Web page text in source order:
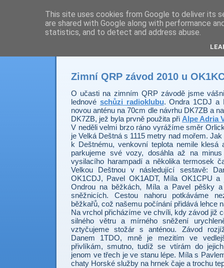
Prdec - Pardubice
Zimní QRP závod 2010 u
O učasti na zimním QRP závodě jsme
lednové schůzi radioklubu. Ondra 1CDJ a
novou anténu na 70cm dle návrhu DK7ZB a
DK7ZB, jež byla prvně použita při Alpe Adria
V neděli velmi brzo ráno vyrážíme směr
je Velká Deštná s 1115 metry nad mořem.
k Deštnému, venkovní teplota nemile klesá
parkujeme své vozy, dosáhla až na
vysilacího harampadí a několika termosek
Velkou Deštnou v následující sestavě:
OK1CDJ, Pavel OK1ADT, Míla OK1CPU
Ondrou na běžkách, Míla a Pavel pěšky
sněžnicích. Cestou nahoru potkáváme
běžkařů, což našemu počínání přidává lehce
Na vrchol přicházíme ve chvíli, kdy závod již
silného větru a mírného sněžení
vztyčujeme stožár s anténou. Závod
Danem 1TDO, mně je mezitím ve
přivlíkám, smutno, tudíž se vtírám do
jenom ve třech je ve stanu lépe. Míla s
chaty Horské služby na hrnek čaje a trochu
This site uses cookies from Google to deliver its
are shared with Google along with performance
statistics, and to detect and address abuse.